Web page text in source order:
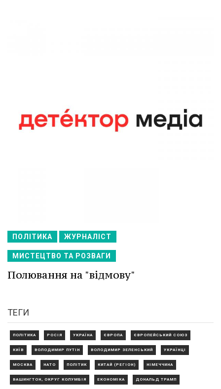
ПОЛІТИКА ЖУРНАЛІСТ
МИСТЕЦТВО ТА РОЗВАГИ
Полювання на "відмову"
ТЕГИ
ПОЛІТИКА РОСІЯ УКРАЇНА ЄВРОПА ЄВРОПЕЙСЬКИЙ СОЮЗ
КИЇВ ВОЛОДИМИР ПУТІН ВОЛОДИМИР ЗЕЛЕНСЬКИЙ УКРАЇНЦІ
МОСКВА НАТО ПОЛІТИК КИТАЙ (РЕГІОН) НІМЕЧЧИНА
ВАШИНГТОН, ОКРУГ КОЛУМБІЯ ЕКОНОМІКА ДОНАЛЬД ТРАМП